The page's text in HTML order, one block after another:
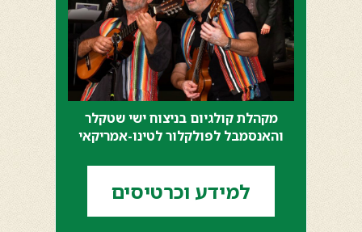
מקהלת קולגיום בניצוח ישי שטקלר
והאנסמבל לפולקלור לטינו-אמריקאי
למידע וכרטיסים